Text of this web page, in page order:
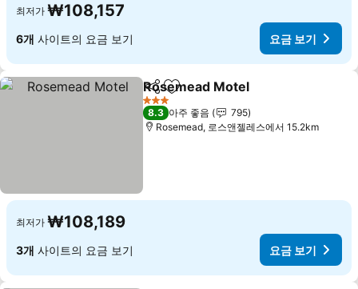
최저가 ₩108,157
6개 사이트의 요금 보기 요금 보기
공유 즐겨찾기에 추가
Rosemead Motel
3 성급
8.3 아주 좋음
795
Rosemead, 로스앤젤레스에서 15.2km
최저가 ₩108,189
3개 사이트의 요금 보기 요금 보기